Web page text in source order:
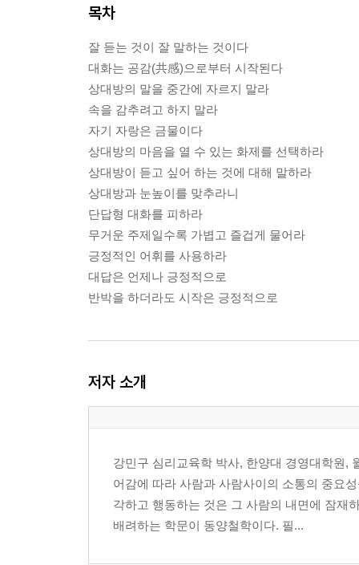
목차
잘 듣는 것이 잘 말하는 것이다
대화는 공감(共感)으로부터 시작된다
상대방의 말을 중간에 자르지 말라
속을 감추려고 하지 말라
자기 자랑은 금물이다
상대방의 마음을 열 수 있는 화제를 선택하라
상대방이 듣고 싶어 하는 것에 대해 말하라
상대방과 눈높이를 맞추라니
단답형 대화를 피하라
무거운 주제일수록 가볍고 즐겁게 물어라
긍정적인 어휘를 사용하라
대답은 언제나 긍정적으로
반박을 하더라도 시작은 긍정적으로
저자 소개
강민구 심리교육학 박사, 한양대 경영대학원,
어감에 따라 사람과 사람사이의 소통의 중요
각하고 행동하는 것은 그 사람의 내면에 잠재
배려하는 학문이 동양철학이다. 필...